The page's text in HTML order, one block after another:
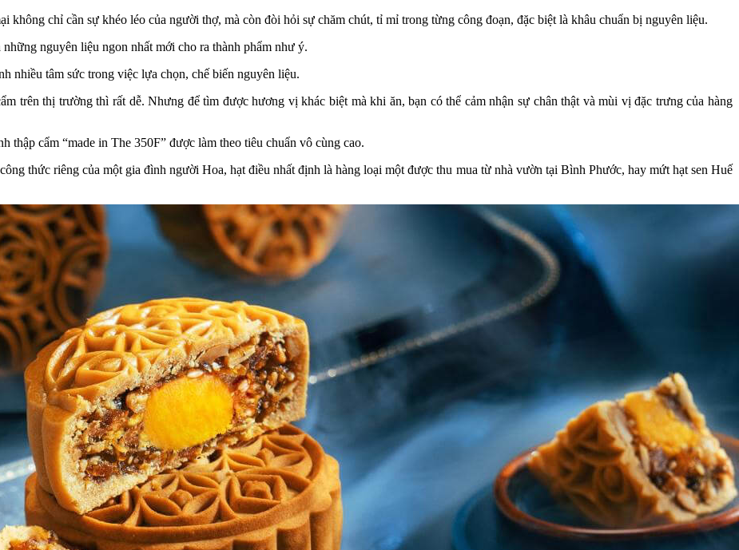
không chỉ cần sự khéo léo của người thợ, mà còn đòi hỏi sự chăm chút, tỉ mỉ trong từng công đoạn, đặc biệt là khâu chuẩn bị nguyên liệu.
nguyên liệu ngon nhất mới cho ra thành phẩm như ý.
nhiều tâm sức trong việc lựa chọn, chế biến nguyên liệu.
trên thị trường thì rất dễ. Nhưng để tìm được hương vị khác biệt mà khi ăn, bạn có thể cảm nhận sự chân thật và mùi vị đặc trưng của hàng
thập cẩm “made in The 350F” được làm theo tiêu chuẩn vô cùng cao.
thức riêng của một gia đình người Hoa, hạt điều nhất định là hàng loại một được thu mua từ nhà vườn tại Bình Phước, hay mứt hạt sen Huế